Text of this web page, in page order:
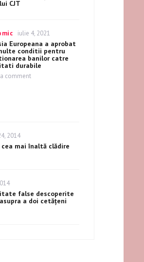
CJT
Posted
on
iulie 4, 2021
Europeana a aprobat
conditii pentru
banilor catre
durabile
comment
pentru
durabile
2014
cea mai înaltă clădire
false descoperite
a doi cetăţeni